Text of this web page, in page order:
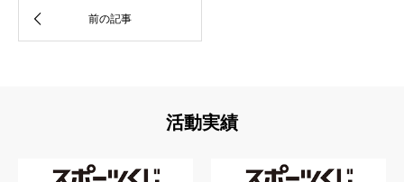
活動実績